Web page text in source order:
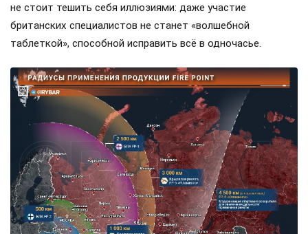
не стоит тешить себя иллюзиями: даже участие
британских специалистов не станет «волшебной
таблеткой», способной исправить всё в одночасье.